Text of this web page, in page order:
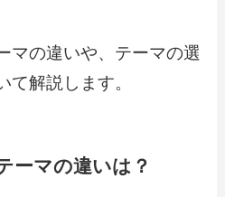
マの違いや、テーマの選
て解説します。
ーマの違いは？